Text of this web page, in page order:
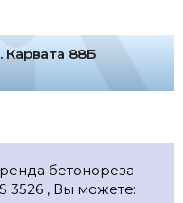
Карвата 88Б
бетонореза
3526 , Вы можете: